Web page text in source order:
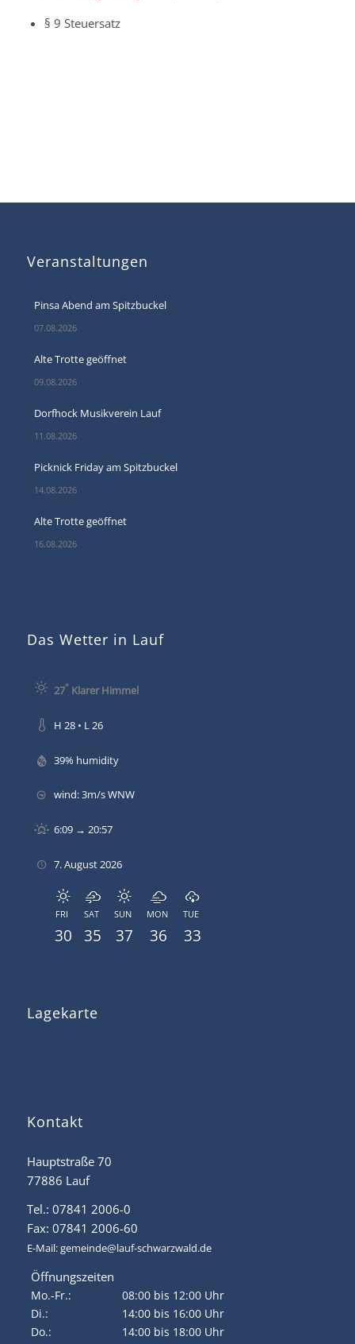
§ 9 Steuersatz
Veranstaltungen
Pinsa Abend am Spitzbuckel
07.08.2026
Alte Trotte geöffnet
09.08.2026
Dorfhock Musikverein Lauf
11.08.2026
Picknick Friday am Spitzbuckel
14.08.2026
Alte Trotte geöffnet
16.08.2026
Das Wetter in Lauf
27°Klarer Himmel
H 28 • L 26
39% humidity
wind: 3m/s WNW
6:09 → 20:57
7. August 2026
FRI
30
SAT
35
SUN
37
MON
36
TUE
33
Lagekarte
Kontakt
Hauptstraße 70
77886 Lauf
Tel.: 07841 2006-0
Fax: 07841 2006-60
E-Mail:gemeinde@lauf-schwarzwald.de
Öffnungszeiten
Mo.-Fr.:
08:00 bis 12:00 Uhr
Di.:
14:00 bis 16:00 Uhr
Do.:
14:00 bis 18:00 Uhr